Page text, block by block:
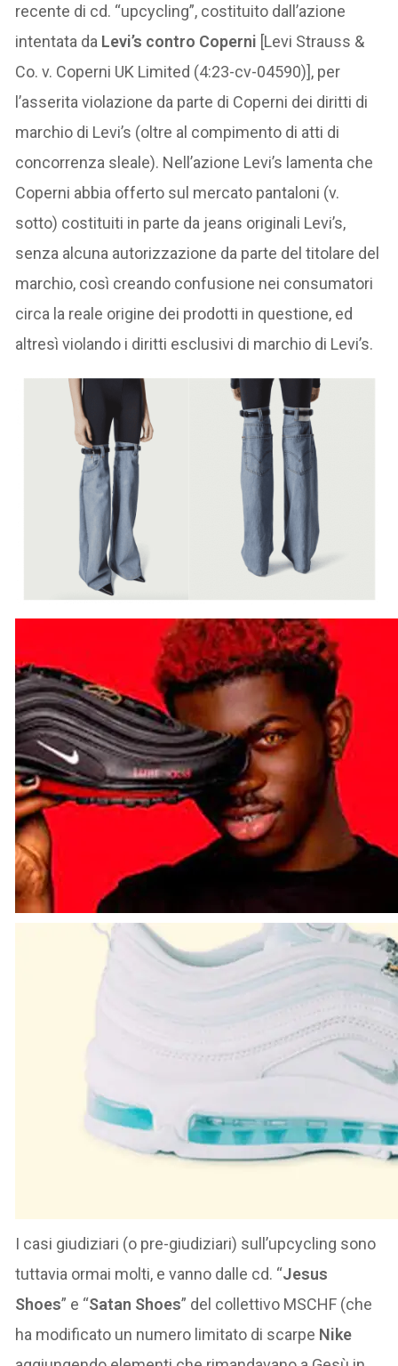
recente di cd. “upcycling”, costituito dall’azione
intentata da Levi’s contro Coperni [Levi Strauss &
Co. v. Coperni UK Limited (4:23-cv-04590)], per
l’asserita violazione da parte di Coperni dei diritti di
marchio di Levi’s (oltre al compimento di atti di
concorrenza sleale). Nell’azione Levi’s lamenta che
Coperni abbia offerto sul mercato pantaloni (v.
sotto) costituiti in parte da jeans originali Levi’s,
senza alcuna autorizzazione da parte del titolare del
marchio, così creando confusione nei consumatori
circa la reale origine dei prodotti in questione, ed
altresì violando i diritti esclusivi di marchio di Levi’s.
I casi giudiziari (o pre-giudiziari) sull’upcycling sono
tuttavia ormai molti, e vanno dalle cd. “Jesus
Shoes” e “Satan Shoes” del collettivo MSCHF (che
ha modificato un numero limitato di scarpe Nike